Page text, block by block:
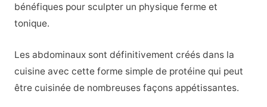
bénéfiques pour sculpter un physique ferme et
tonique.
Les abdominaux sont définitivement créés dans la
cuisine avec cette forme simple de protéine qui peut
être cuisinée de nombreuses façons appétissantes.